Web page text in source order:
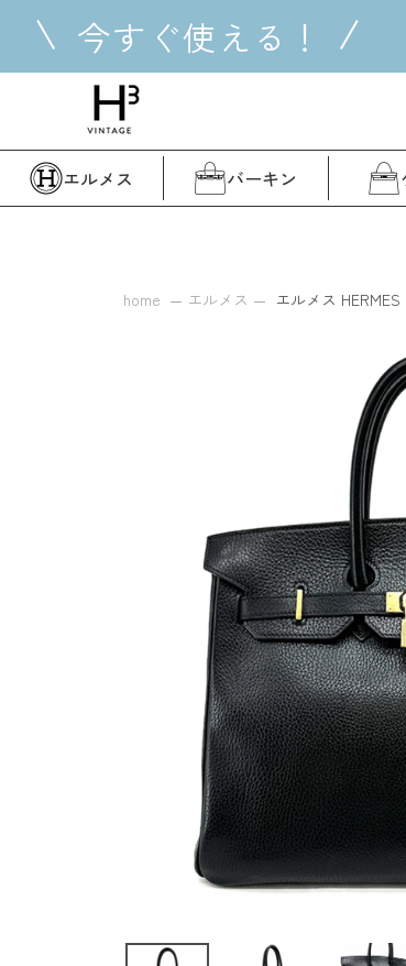
ッ
今すぐ使える！
エルメス バーキン
home エルメス エルメス